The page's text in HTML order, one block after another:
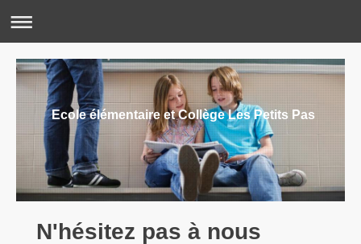
Ecole élémentaire et Collège Les Petits Pas
N'hésitez pas à nous